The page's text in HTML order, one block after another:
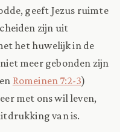
geeft Jezus ruimte
zijn uit
het huwelijk in de
meer gebonden zijn
Romeinen 7:2-3)
met ons wil leven,
van is.